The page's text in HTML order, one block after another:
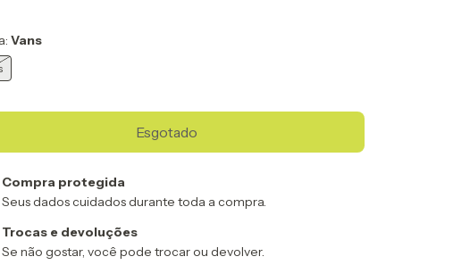
Vans
Compra protegida
Seus dados cuidados durante toda a compra.
Trocas e devoluções
Se não gostar, você pode trocar ou devolver.